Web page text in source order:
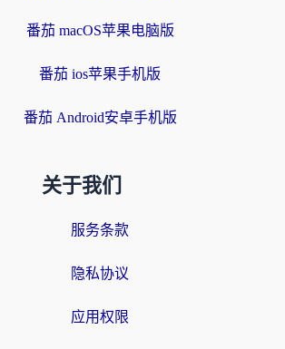
番茄 macOS苹果电脑版
番茄 ios苹果手机版
番茄 Android安卓手机版
关于我们
服务条款
隐私协议
应用权限